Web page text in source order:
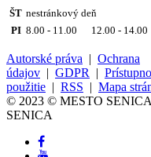
ŠT nestránkový deň
PI 8.00 - 11.00 12.00 - 14.00
Autorské práva | Ochrana
údajov | GDPR |
použitie | RSS | Mapa
© 2023 © MESTO
SENICA